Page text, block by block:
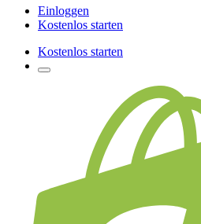
Einloggen
Kostenlos starten
Kostenlos starten